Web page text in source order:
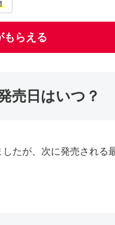
もらえる
売日はいつ？
たが、次に発売される